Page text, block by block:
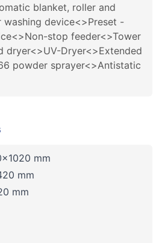
blanket, roller and
washing device<>Preset -
stop feeder<>Tower
dryer<>UV-Dryer<>Extended
powder sprayer<>Antistatic
mm
mm
mm